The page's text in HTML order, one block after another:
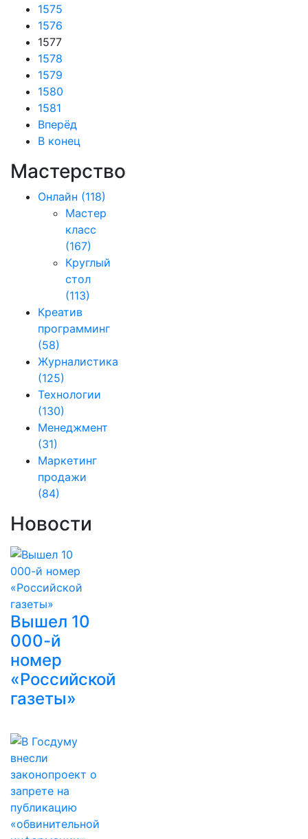
1575
1576
1577
1578
1579
1580
1581
Вперёд
В конец
Мастерство
Онлайн (118)
Мастер
класс
(167)
Круглый
стол
(113)
Креатив
программинг
(58)
Журналистика
(125)
Технологии
(130)
Менеджмент
(31)
Маркетинг
продажи
(84)
Новости
Вышел 10
000-й
номер
«Российской
газеты»